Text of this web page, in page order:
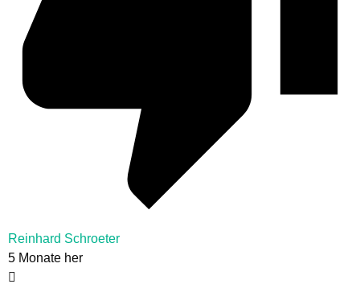
Reinhard Schroeter
5 Monate her